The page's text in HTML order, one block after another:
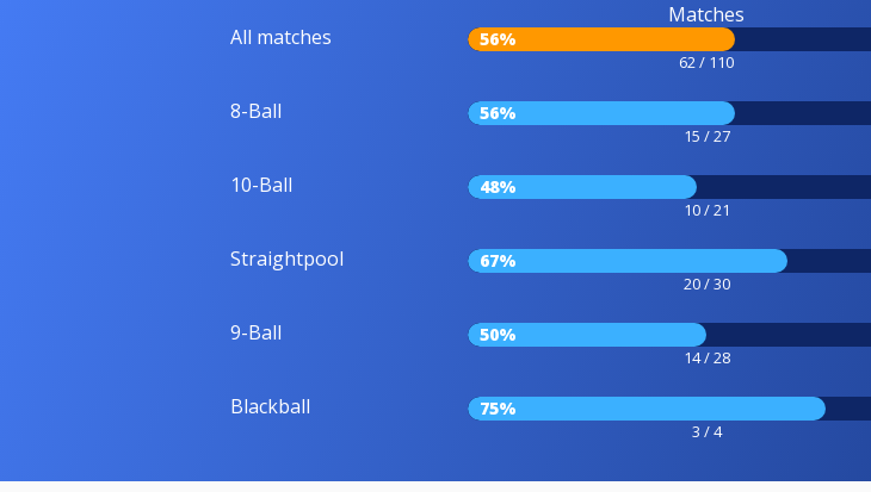
All matches
Matches
56%
62 / 110
8-Ball 56%
15 / 27
10-Ball 48%
10 / 21
Straightpool 67%
20 / 30
9-Ball 50%
14 / 28
Blackball 75%
3 / 4